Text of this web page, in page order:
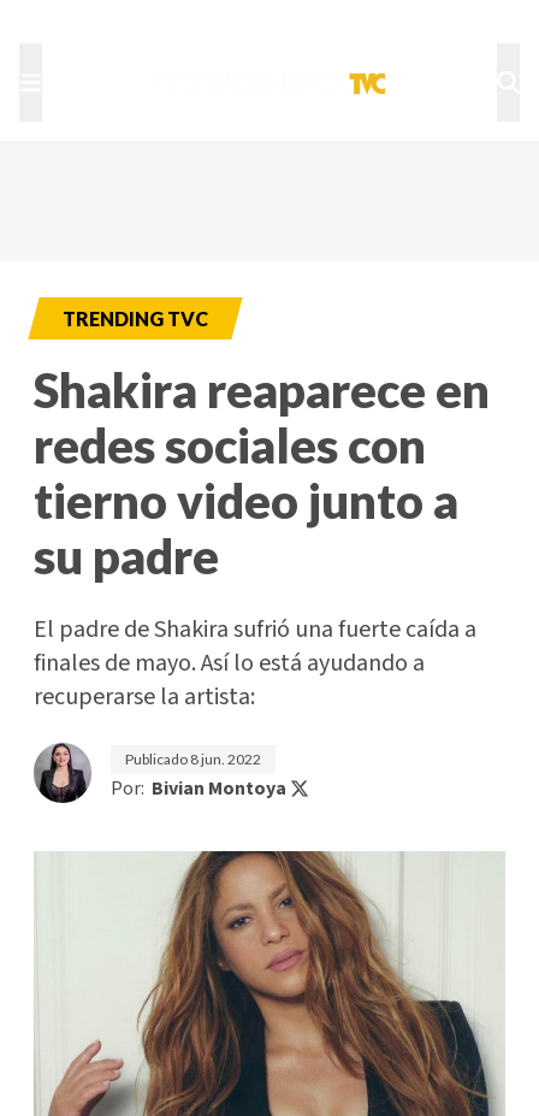
TRENDING TVC
Shakira reaparece en
redes sociales con
tierno video junto a
su padre
El padre de Shakira sufrió una fuerte caída a
finales de mayo. Así lo está ayudando a
recuperarse la artista:
Publicado 8 jun. 2022
Por: Bivian Montoya